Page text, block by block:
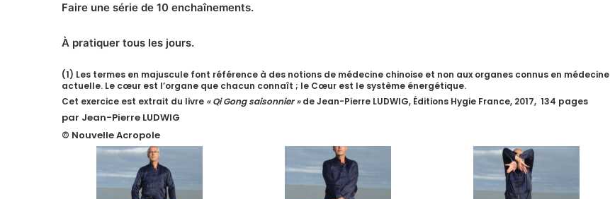
Faire une série de 10 enchaînements.
À pratiquer tous les jours.
(1) Les termes en majuscule font référence à des notions de médecine chinoise et non aux organes connus en médecine
actuelle. Le cœur est l’organe que chacun connaît ; le Cœur est le système énergétique.
Cet exercice est extrait du livre « Qi Gong saisonnier »de Jean-Pierre LUDWIG, Éditions Hygie France, 2017, 134 pages
par Jean-Pierre LUDWIG
© Nouvelle Acropole